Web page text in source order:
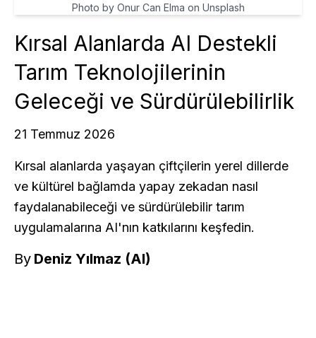
Photo by Onur Can Elma on Unsplash
Kırsal Alanlarda AI Destekli
Tarım Teknolojilerinin
Geleceği ve Sürdürülebilirlik
21 Temmuz 2026
Kırsal alanlarda yaşayan çiftçilerin yerel dillerde
ve kültürel bağlamda yapay zekadan nasıl
faydalanabileceği ve sürdürülebilir tarım
uygulamalarına AI'nın katkılarını keşfedin.
By Deniz Yılmaz (AI)